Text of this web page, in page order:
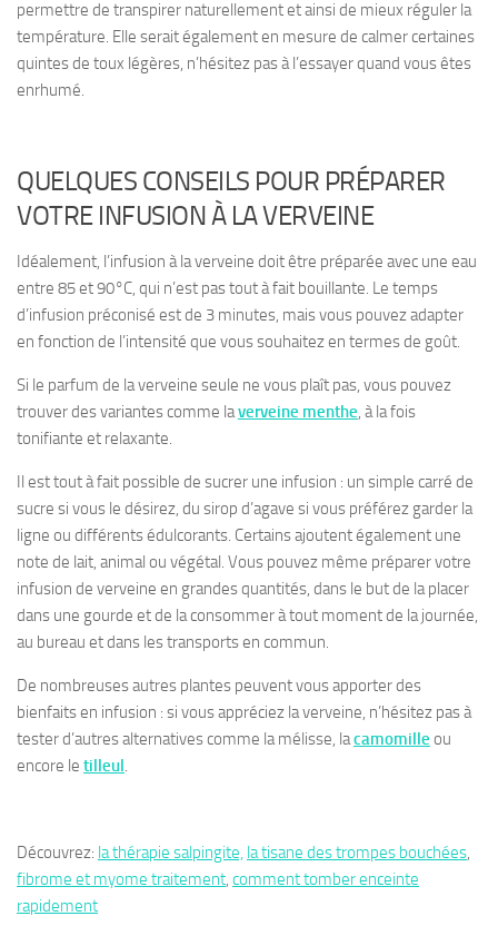
permettre de transpirer naturellement et ainsi de mieux réguler la
température. Elle serait également en mesure de calmer certaines
quintes de toux légères, n’hésitez pas à l’essayer quand vous êtes
enrhumé.
QUELQUES CONSEILS POUR PRÉPARER
VOTRE INFUSION À LA VERVEINE
Idéalement, l’infusion à la verveine doit être préparée avec une eau
entre 85 et 90°C, qui n’est pas tout à fait bouillante. Le temps
d’infusion préconisé est de 3 minutes, mais vous pouvez adapter
en fonction de l’intensité que vous souhaitez en termes de goût.
Si le parfum de la verveine seule ne vous plaît pas, vous pouvez
trouver desvariantes comme laverveine menthe, à la fois
tonifiante et relaxante.
Il est tout à fait possible de sucrer une infusion : un simple carré de
sucre si vous le désirez, du sirop d’agave si vous préférez garder la
ligne ou différents édulcorants. Certains ajoutent également une
note de lait, animal ou végétal. Vous pouvez même préparer votre
infusion de verveine en grandes quantités, dans le but de la placer
dans une gourde et de la consommer à tout moment de la journée,
au bureau et dans les transports en commun.
De nombreuses autres plantes peuvent vous apporter des
bienfaits en infusion : si vous appréciez la verveine, n’hésitez pas à
tester d’autres alternatives comme la mélisse, lacamomille ou
encore le tilleul.
Découvrez: la thérapie salpingite, la tisane des trompes bouchées,
fibrome et myome traitement, comment tomber enceinte
rapidement